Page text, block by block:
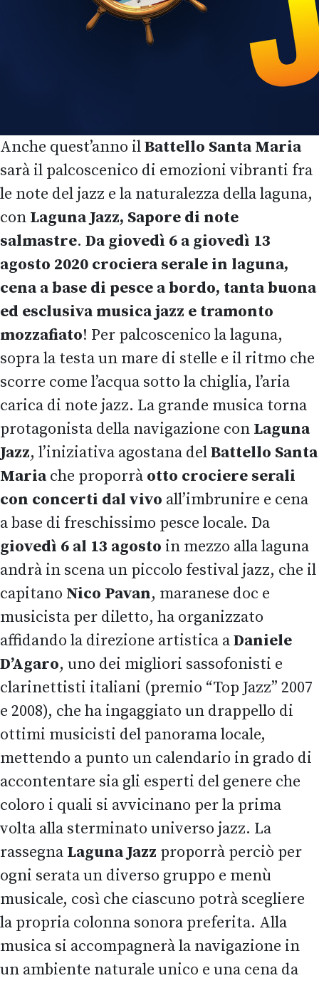
Anche quest’anno ilBattello Santa Maria
sarà il palcoscenico di emozioni vibranti fra
le note del jazz e la naturalezza della laguna,
con Laguna Jazz, Sapore di note
salmastre. Da giovedì 6 a giovedì 13
agosto 2020 crociera serale in laguna,
cena a base di pesce a bordo, tanta buona
ed esclusiva musica jazz e tramonto
mozzafiato! Per palcoscenico la laguna,
sopra la testa un mare di stelle e il ritmo che
scorre come l’acqua sotto la chiglia, l’aria
carica di note jazz. La grande musica torna
protagonista della navigazione con Laguna
Jazz, l’iniziativa agostana delBattello Santa
Mariache proporrà otto crociere serali
con concerti dal vivo all’imbrunire e cena
a base di freschissimo pesce locale. Da
giovedì 6 al 13 agosto in mezzo alla laguna
andrà in scena un piccolo festival jazz, che il
capitano Nico Pavan, maranese doc e
musicista per diletto, ha organizzato
affidando la direzione artistica aDaniele
D’Agaro, uno dei migliori sassofonisti e
clarinettisti italiani (premio “Top Jazz” 2007
e 2008), che ha ingaggiato un drappello di
ottimi musicisti del panorama locale,
mettendo a punto un calendario in grado di
accontentare sia gli esperti del genere che
coloro i quali si avvicinano per la prima
volta alla sterminato universo jazz. La
rassegna Laguna Jazz proporrà perciò per
ogni serata un diverso gruppo e menù
musicale, così che ciascuno potrà scegliere
la propria colonna sonora preferita. Alla
musica si accompagnerà la navigazione in
un ambiente naturale unico e una cena da